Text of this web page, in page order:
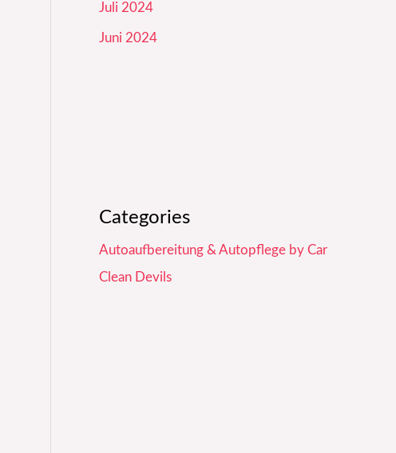
Juli 2024
Juni 2024
Categories
Autoaufbereitung & Autopflege by Car
Clean Devils